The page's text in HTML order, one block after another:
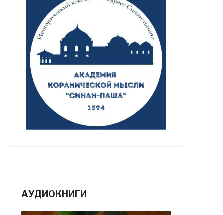
АУДИОКНИГИ